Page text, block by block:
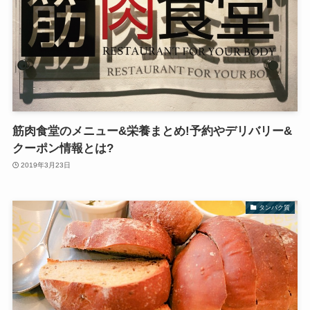
筋肉食堂のメニュー&栄養まとめ!予約やデリバリー&
クーポン情報とは?
2019年3月23日
タンパク質